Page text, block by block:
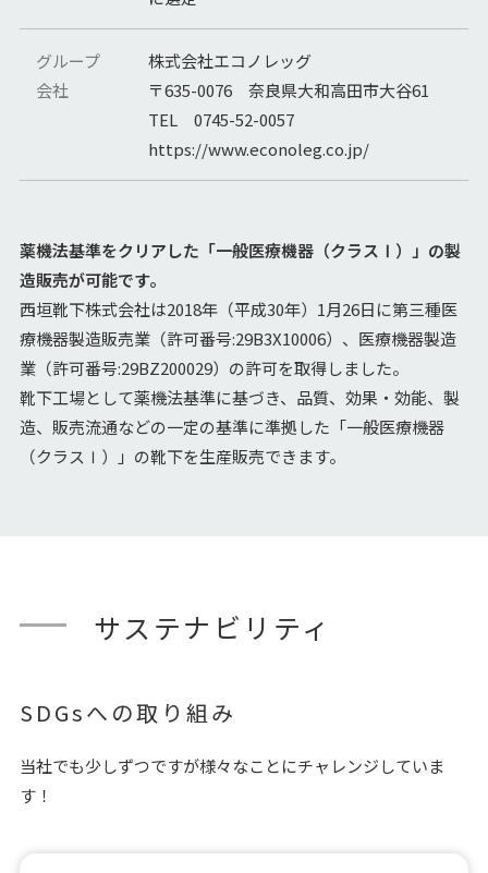
グループ
会社
株式会社エコノレッグ
〒635-0076 奈良県大和高田市大谷61
TEL 0745-52-0057
https://www.econoleg.co.jp/
薬機法基準をクリアした「一般医療機器（クラスⅠ）」の製
造販売が可能です。
西垣靴下株式会社は2018年（平成30年）1月26日に第三種医
療機器製造販売業（許可番号:29B3X10006）、医療機器製造
業（許可番号:29BZ200029）の許可を取得しました。
靴下工場として薬機法基準に基づき、品質、効果・効能、製
造、販売流通などの一定の基準に準拠した「一般医療機器
（クラスⅠ）」の靴下を生産販売できます。
サステナビリティ
SDGsへの取り組み
当社でも少しずつですが様々なことにチャレンジしていま
す！